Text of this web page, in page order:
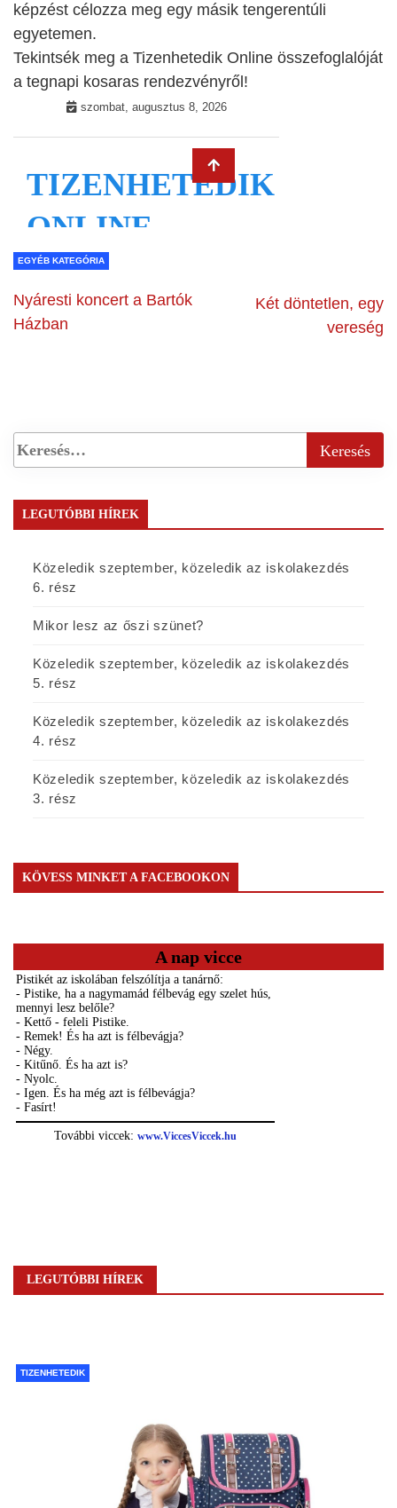
képzést célozza meg egy másik tengerentúli
egyetemen.
Tekintsék meg a Tizenhetedik Online összefoglalóját
a tegnapi kosaras rendezvényről!
EGYÉB KATEGÓRIA
Nyáresti koncert a Bartók
Házban
Két döntetlen, egy
vereség
LEGUTÓBBI HÍREK
Közeledik szeptember, közeledik az iskolakezdés
6. rész
Mikor lesz az őszi szünet?
Közeledik szeptember, közeledik az iskolakezdés
5. rész
Közeledik szeptember, közeledik az iskolakezdés
4. rész
Közeledik szeptember, közeledik az iskolakezdés
3. rész
KÖVESS MINKET A FACEBOOKON
A nap vicce
LEGUTÓBBI HÍREK
TIZENHETEDIK